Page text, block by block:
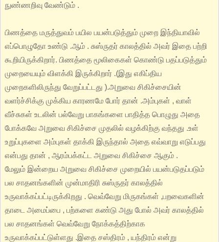
நுண்ணறிவு வேண்டும் .
பிணத்தை மருத்துவம் பயில பயன்படுத்தும் முறை இந்தியாவில்
எப்பொழுதோ உண்டு .ஆம் . சுஸ்ருதர் காலத்தில் அவர் இதை பற்றி
கூறியிருக்கிறார். பிணத்தை மூலிகைகள் கொண்டு பதப்படுத்தும்
முறையையும் விளக்கி இருக்கிறார் .(இது எகிப்திய
முறைகளிலிருந்து வேறுப்பட்டது ).அறுவை சிகிச்சையின்
வளர்ச்சிக்கு முக்கிய காரணமே போர் தான் .அம்புகள் , வாள்
வீச்சுகள் உடலின் பல்வேறு பாகங்களை பாதித்த பொழுது அதை
போக்கவே அறுவை சிகிச்சை முதலில் வழக்கிற்கு வந்தது .உள்
உறுப்புகளை அம்புகள் தாக்கி இருந்தால் அதை எவ்வாறு எடுப்பது
என்பது தான் , ஆரம்பக்கட்ட அறுவை சிகிச்சை ஆகும் .
மேலும் இன்றைய அறுவை சிகிச்சை முறையில் பயன்படுதப்படும்
பல சாதனங்களின் முன்மாதிரி சுஸ்ருதர் காலத்தில்
உருவாக்கப்பட்டிருக்கிறது . வெவ்வேறு மிருகங்கள் ,பறவைகளின்
தாடை அமைப்பை , பற்களை கண்டு அது போல் அவர் காலத்தில்
பல சாதனங்கள் வெவ்வேறு நோக்கத்திற்காக
உருவாக்கப்பட்டுள்ளது .இதை சஸ்திரம் , யந்திரம் என்று